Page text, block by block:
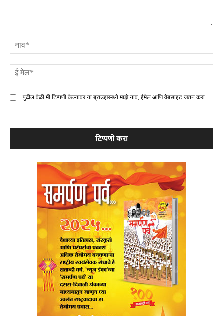
पुढील वेळी मी टिप्पणी केल्यावर या ब्राउझरमध्ये माझे नाव, ईमेल आणि वेबसाइट जतन करा.